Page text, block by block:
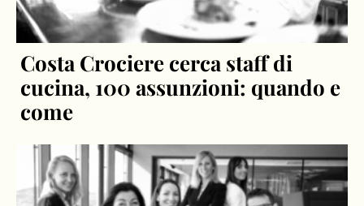
Costa Crociere cerca staff di
cucina, 100 assunzioni: quando e
come